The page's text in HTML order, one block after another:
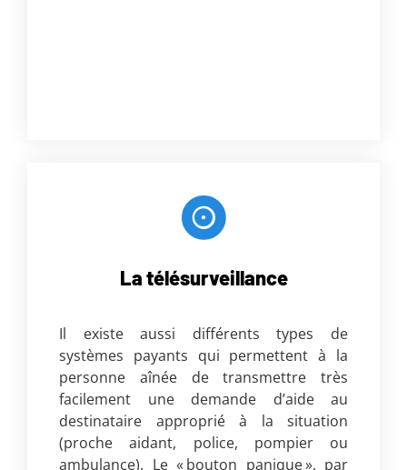
La télésurveillance
Il existe aussi différents types de
systèmes payants qui permettent à la
personne aînée de transmettre très
facilement une demande d’aide au
destinataire approprié à la situation
(proche aidant, police, pompier ou
ambulance). Le « bouton panique », par